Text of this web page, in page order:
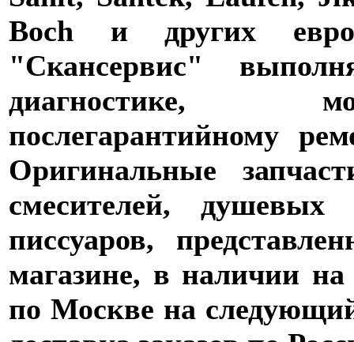
Boch и других
"Скансервис"
диагностике,
послегарантийному
Оригинальные
смесителей, душевых
писсуаров,
магазине, в наличии на
по Москве на